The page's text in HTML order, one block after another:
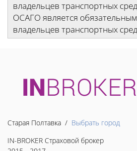
владельцев транспортных
ОСАГО является
владельцев транспортных
Старая Полтавка / Выбрать город
IN-BROKER Страховой брокер